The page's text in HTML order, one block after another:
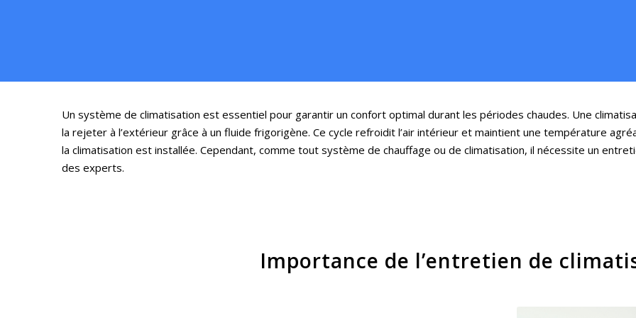
Un système de climatisation est essentiel pour garantir un confort optimal durant les périodes chaudes. Une
la rejeter à l’extérieur grâce à un fluide frigorigène. Ce cycle refroidit l’air intérieur et maintient une température
la climatisation est installée. Cependant, comme tout système de chauffage ou de climatisation, il nécessite un
des experts.
Importance de l’entretien de